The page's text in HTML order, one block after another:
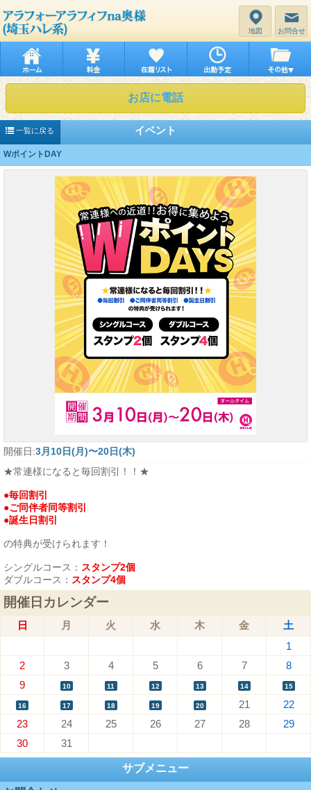
お問合せ
地図
お店に電話
イベント
一覧に戻る
WポイントDAY
開催日:3月10日(月)〜20日(木)
★常連様になると毎回割引！！★
●毎回割引
●ご同伴者同等割引
●誕生日割引
の特典が受けられます！
シングルコース： スタンプ2個
ダブルコース： スタンプ4個
開催日カレンダー
日 月 火 水 木 金
土
1
2
3 4 5 6 7
8
9
10 11 12 13 14 15
16 17 18 19 20 21
22
23
24 25 26 27 28
29
30
31
サブメニュー